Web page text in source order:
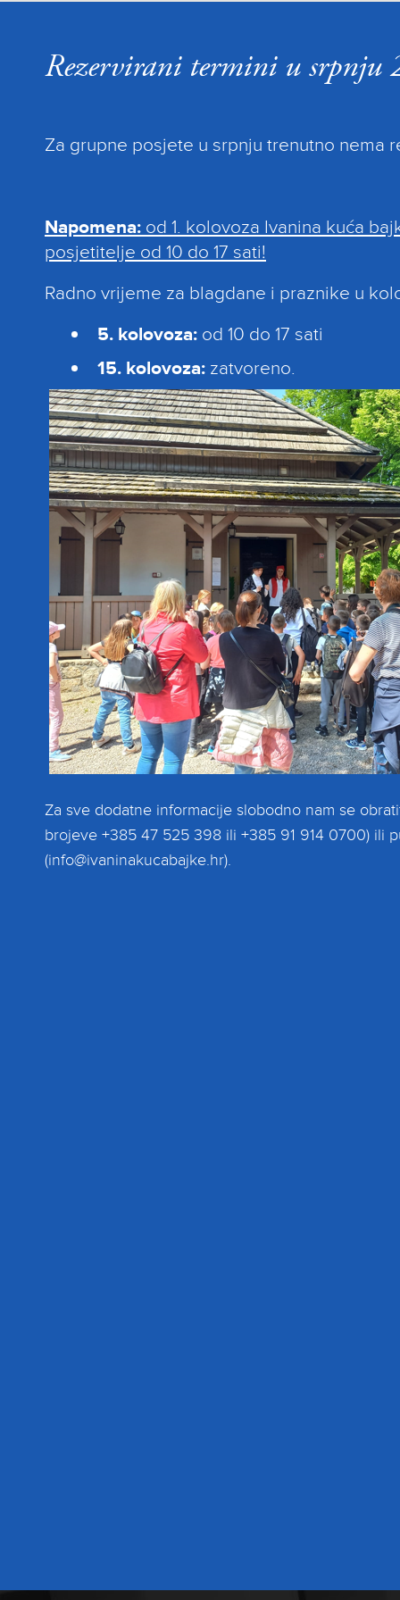
Rezervirani termini u srpnju
Za grupne posjete u srpnju trenutno nema
Napomena: od 1. kolovoza Ivanina kuća
posjetitelje od 10 do 17 sati!
Radno vrijeme za blagdane i praznike u
5. kolovoza: od 10 do 17 sati
15. kolovoza: zatvoreno.
Za sve dodatne informacije slobodno nam se
brojeve +385 47 525 398 ili +385 91 914 0700) ili
(info@ivaninakucabajke.hr).